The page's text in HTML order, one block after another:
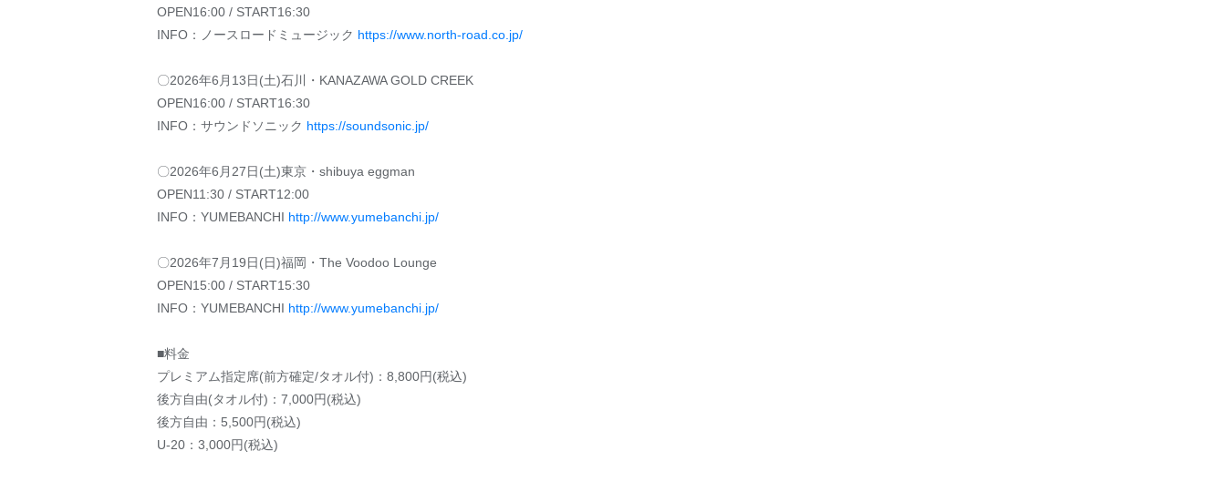
OPEN16:00 / START16:30
INFO：ノースロードミュージック https://www.north-road.co.jp/
〇2026年6月13日(土)石川・KANAZAWA GOLD CREEK
OPEN16:00 / START16:30
INFO：サウンドソニック https://soundsonic.jp/
〇2026年6月27日(土)東京・shibuya eggman
OPEN11:30 / START12:00
INFO：YUMEBANCHI http://www.yumebanchi.jp/
〇2026年7月19日(日)福岡・The Voodoo Lounge
OPEN15:00 / START15:30
INFO：YUMEBANCHI http://www.yumebanchi.jp/
■料金
プレミアム指定席(前方確定/タオル付)：8,800円(税込)
後方自由(タオル付)：7,000円(税込)
後方自由：5,500円(税込)
U-20：3,000円(税込)